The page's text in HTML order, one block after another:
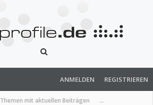
Themen mit aktuellen Beiträgen ...
ANMELDEN REGISTRIEREN